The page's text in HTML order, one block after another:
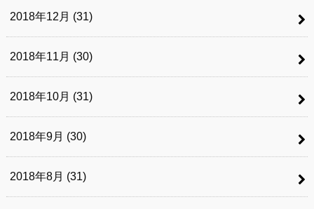
2018年12月 (31)
2018年11月 (30)
2018年10月 (31)
2018年9月 (30)
2018年8月 (31)